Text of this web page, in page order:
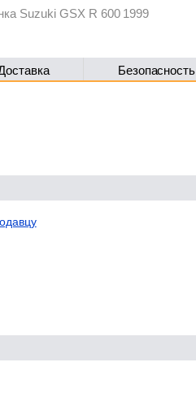
Suzuki GSX R 600 1999
Безопасность